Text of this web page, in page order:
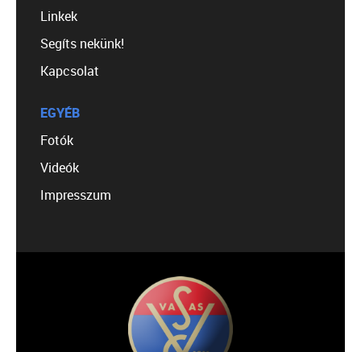
Linkek
Segíts nekünk!
Kapcsolat
EGYÉB
Fotók
Videók
Impresszum